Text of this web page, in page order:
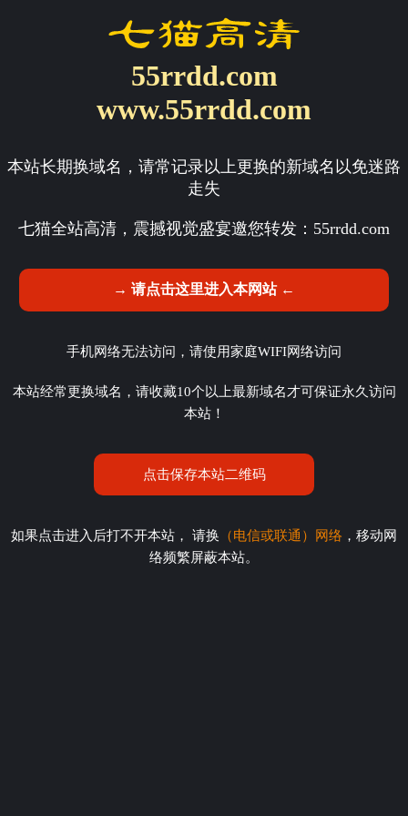
55rrdd.com
www.55rrdd.com
本站长期换域名，请常记录以上更换的新域名以免迷路
走失
七猫全站高清，震撼视觉盛宴邀您转发： 55rrdd.com
→ 请点击这里进入本网站 ←
手机网络无法访问，请使用家庭WIFI网络访问
本站经常更换域名，请收藏10个以上最新域名才可保证永久访问
本站！
点击保存本站二维码
如果点击进入后打不开本站， 请换 （电信或联通）网络 ，移动网
络频繁屏蔽本站。